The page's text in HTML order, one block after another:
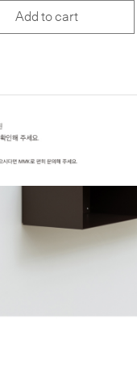
Add to cart